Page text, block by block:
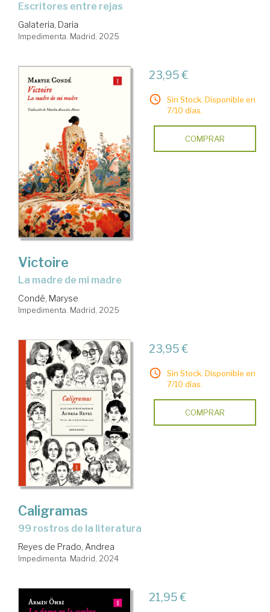
Escritores entre rejas
Galateria, Daria
Impedimenta. Madrid, 2025
23,95 €
Sin Stock. Disponible en
7/10 días.
COMPRAR
Victoire
La madre de mi madre
Condé, Maryse
Impedimenta. Madrid, 2025
23,95 €
Sin Stock. Disponible en
7/10 días.
COMPRAR
Caligramas
99 rostros de la literatura
Reyes de Prado, Andrea
Impedimenta. Madrid, 2024
21,95 €